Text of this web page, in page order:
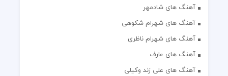
آهنگ های شادمهر
آهنگ های شهرام شکوهی
آهنگ های شهرام ناظری
آهنگ های عارف
آهنگ های علی زند وکیلی